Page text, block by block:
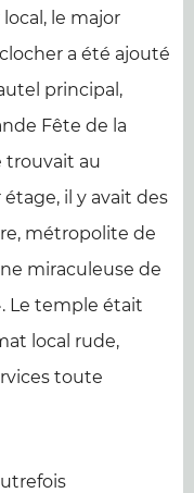
le major
a été ajouté
principal,
Fête de la
trouvait au
il y avait des
métropolite de
miraculeuse de
Le temple était
local rude,
toute